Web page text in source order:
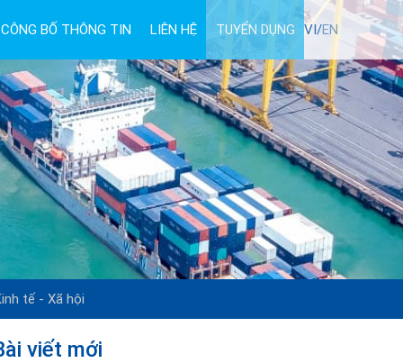
CÔNG BỐ THÔNG TIN LIÊN HỆ TUYỂN DỤNG VI/EN
tế - Xã hội
viết mới